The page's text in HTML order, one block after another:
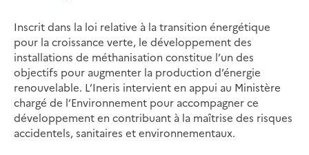
Inscrit dans la loi relative à la transition énergétique
pour la croissance verte, le développement des
installations de méthanisation constitue l’un des
objectifs pour augmenter la production d’énergie
renouvelable. L’Ineris intervient en appui au Ministère
chargé de l’Environnement pour accompagner ce
développement en contribuant à la maîtrise des risques
accidentels, sanitaires et environnementaux.